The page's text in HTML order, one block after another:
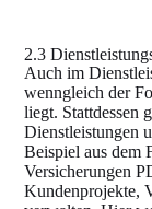
2.3
Auch im
wenngleich der
liegt. Stattdessen
Dienstleistungen
Beispiel aus dem
Versicherungen
Kundenprojekte,